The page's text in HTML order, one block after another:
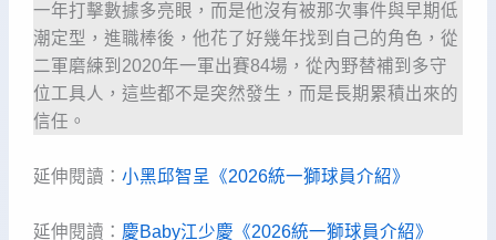
一年打擊數據多亮眼，而是他沒有被那次事件與早期低
潮定型，進職棒後，他花了好幾年找到自己的角色，從
二軍磨練到2020年一軍出賽84場，從內野替補到多守
位工具人，這些都不是突然發生，而是長期累積出來的
信任。
延伸閱讀： 小黑邱智呈《2026統一獅球員介紹》
延伸閱讀： 慶Baby江少慶《2026統一獅球員介紹》